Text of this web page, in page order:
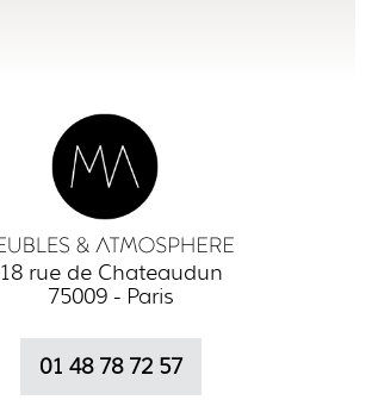
18 rue de Chateaudun
75009 - Paris
01 48 78 72 57